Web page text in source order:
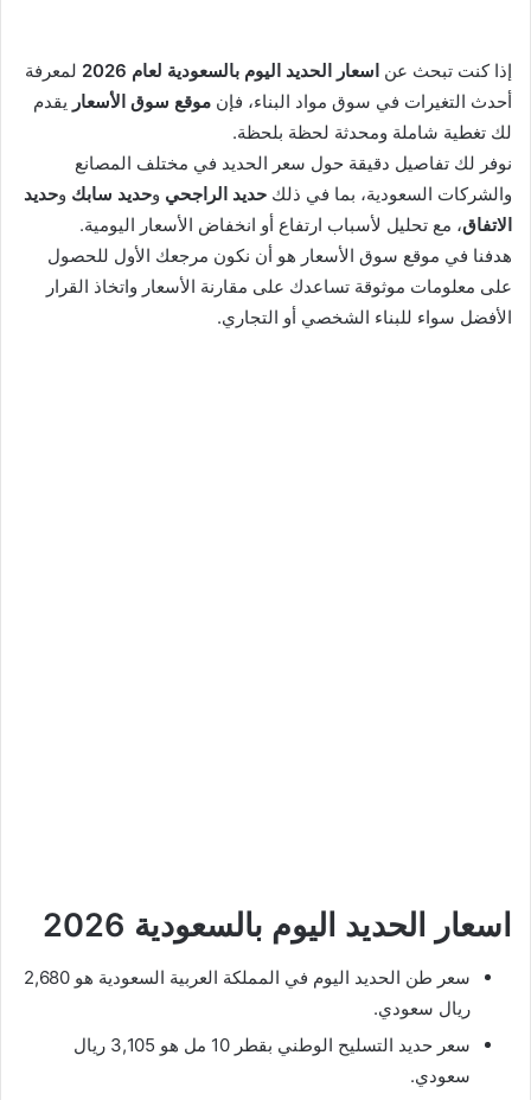
إذا كنت تبحث عن اسعار الحديد اليوم بالسعودية لعام 2026
لمعرفة
أحدث التغيرات في سوق مواد البناء، فإن موقع سوق الأسعار يقدم
لك تغطية شاملة ومحدثة لحظة بلحظة.
نوفر لك تفاصيل دقيقة حول سعر الحديد في مختلف المصانع
والشركات السعودية، بما في ذلك حديد الراجحي وحديد سابك وحديد
الاتفاق، مع تحليل لأسباب ارتفاع أو انخفاض الأسعار اليومية.
هدفنا في موقع سوق الأسعار هو أن نكون مرجعك الأول للحصول
على معلومات موثوقة تساعدك على مقارنة الأسعار واتخاذ القرار
الأفضل سواء للبناء الشخصي أو التجاري.
اسعار الحديد اليوم بالسعودية 2026
سعر طن الحديد اليوم في المملكة العربية السعودية هو 2,680
ريال سعودي.
سعر حديد التسليح الوطني بقطر 10 مل هو 3,105 ريال
سعودي.